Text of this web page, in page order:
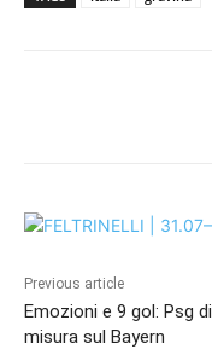
Previous article
Emozioni e 9 gol: Psg di
misura sul Bayern